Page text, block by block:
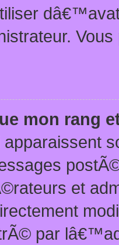
mon rang
apparaissent
et
par